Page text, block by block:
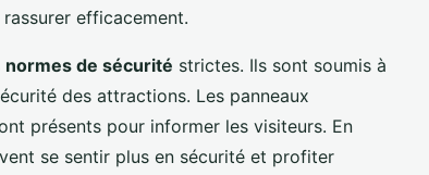
efficacement.
normes de sécurité strictes. Ils sont soumis à
des attractions. Les panneaux
présents pour informer les visiteurs. En
se sentir plus en sécurité et profiter